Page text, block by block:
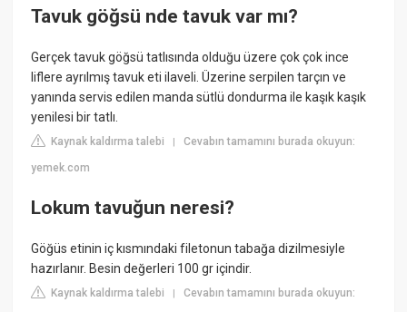
Tavuk göğsü nde tavuk var mı?
Gerçek tavuk göğsü tatlısında olduğu üzere çok çok ince
liflere ayrılmış tavuk eti ilaveli. Üzerine serpilen tarçın ve
yanında servis edilen manda sütlü dondurma ile kaşık kaşık
yenilesi bir tatlı.
Kaynak kaldırma talebi |Cevabın tamamını burada okuyun:
yemek.com
Lokum tavuğun neresi?
Göğüs etinin iç kısmındaki filetonun tabağa dizilmesiyle
hazırlanır. Besin değerleri 100 gr içindir.
Kaynak kaldırma talebi |Cevabın tamamını burada okuyun: